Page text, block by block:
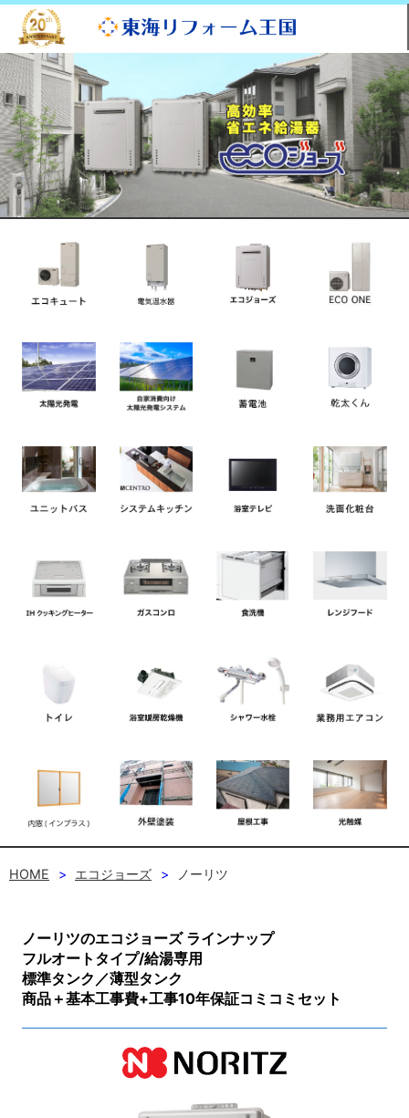
HOME エコジョーズ ノーリツ
ノーリツのエコジョーズ ラインナップ
フルオートタイプ/給湯専用
標準タンク／薄型タンク
商品＋基本工事費+工事10年保証コミコミセット